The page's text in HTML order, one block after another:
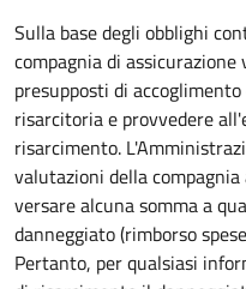
Sulla base degli obblighi
compagnia di
presupposti di
risarcitoria e provvedere
risarcimento.
valutazioni della
versare alcuna somma a
danneggiato (rimborso
Pertanto, per qualsiasi